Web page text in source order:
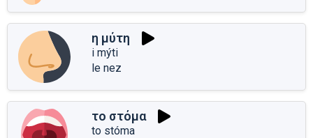
η μύτη
i mýti
le nez
το στόμα
to stóma